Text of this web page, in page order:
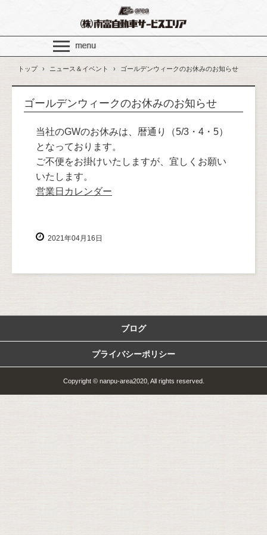
トップ › ニュース＆イベント › ゴールデンウィークのお休みのお知らせ
ゴールデンウィークのお休みのお知らせ
当社のGWのお休みは、暦通り（5/3・4・5）
となっております。
ご不便をお掛けいたしますが、宜しくお願い
いたします。
営業日カレンダー
2021年04月16日
ブログ
プライバシーポリシー
Copyright © nanpu-area2020, All rights reserved.